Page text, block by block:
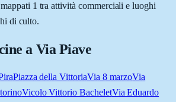
1 tra attività commerciali e luoghi
di culto.
a Via Piave
Piazza della VittoriaVia 8 marzoVia
Vicolo Vittorio BacheletVia Eduardo